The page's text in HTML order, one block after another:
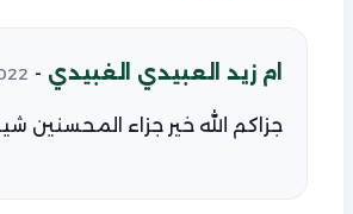
ام زيد العبيدي الغبيدي -
03-31
جزاكم الله خير جزاء المحسنين